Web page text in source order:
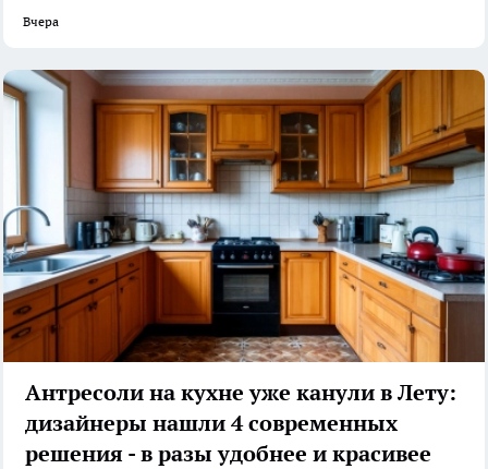
Вчера
Антресоли на кухне уже канули в Лету:
дизайнеры нашли 4 современных
решения - в разы удобнее и красивее